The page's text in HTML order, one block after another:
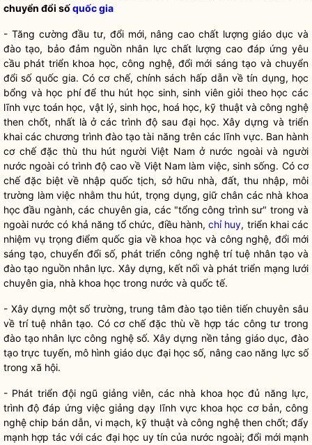
chuyển đổi sốquốc gia
- Tăng cường đầu tư, đổi mới, nâng cao chất lượng giáo dục và
đào tạo, bảo đảm nguồn nhân lực chất lượng cao đáp ứng yêu
cầu phát triển khoa học, công nghệ, đổi mới sáng tạo và chuyển
đổi số quốc gia. Có cơ chế, chính sách hấp dẫn về tín dụng, học
bổng và học phí để thu hút học sinh, sinh viên giỏi theo học các
lĩnh vực toán học, vật lý, sinh học, hoá học, kỹ thuật và công nghệ
then chốt, nhất là ở các trình độ sau đại học. Xây dựng và triển
khai các chương trình đào tạo tài năng trên các lĩnh vực. Ban hành
cơ chế đặc thù thu hút người Việt Nam ở nước ngoàivà người
nước ngoài có trình độ cao về Việt Nam làm việc, sinh sống. Có cơ
chế đặc biệt về nhập quốc tịch, sở hữu nhà, đất, thu nhập, môi
trường làm việc nhằm thu hút, trọng dụng, giữ chân các nhà khoa
học đầu ngành, các chuyên gia, các "tổng công trình sư" trong và
ngoài nước có khả năngtổ chức, điều hành,chỉ huy, triển khai các
nhiệm vụ trọng điểmquốc gia về khoa học và công nghệ, đổi mới
sáng tạo, chuyển đổi số, phát triển công nghệ trí tuệ nhân tạo và
đào tạo nguồn nhân lực. Xây dựng, kết nối và phát triển mạng lưới
chuyên gia, nhà khoa học trong nước và quốc tế.
- Xây dựng một số trường, trung tâm đào tạo tiên tiến chuyên sâu
về trí tuệ nhân tạo. Có cơ chế đặc thùvề hợp tác công tư trong
đào tạo nhân lực công nghệ số. Xây dựng nền tảng giáo dục, đào
tạo trực tuyến, mô hình giáo dục đại học số, nâng cao năng lực số
trong xã hội.
- Phát triển đội ngũ giảng viên, các nhà khoa học đủ năng lực,
trình độ đáp ứng việc giảng dạy lĩnh vực khoa học cơ bản, công
nghệ chip bán dẫn, vi mạch, kỹ thuật và công nghệ then chốt; đẩy
mạnh hợp tác với các đại học uy tín của nước ngoài; đổi mới mạnh